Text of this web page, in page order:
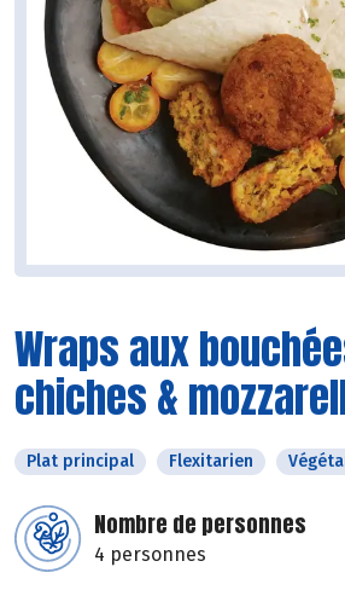
Wraps aux
chiches &
Plat principal Flexitarien
Nombre de personnes
4 personnes